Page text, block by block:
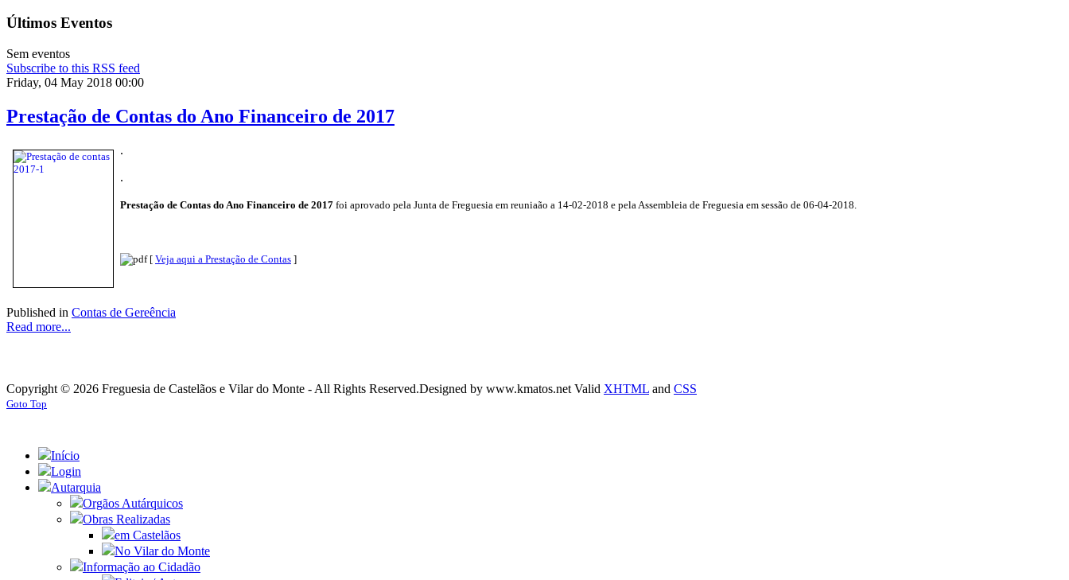
Últimos Eventos
Sem eventos
Subscribe to this RSS feed
Friday, 04 May 2018 00:00
Prestação de Contas do Ano Financeiro de 2017
.
.
Prestação de Contas do Ano Financeiro de 2017 foi aprovado pela Junta de Freguesia em reuniaão a 14-02-2018 e pela Assembleia de Freguesia em sessão de 06-04-2018.
[ Veja aqui a Prestação de Contas ]
Published in Contas de Gereência
Read more...
Copyright © 2026 Freguesia de Castelãos e Vilar do Monte - All Rights Reserved.Designed by www.kmatos.net Valid XHTML and CSS
Goto Top
Início
Login
Autarquia
Orgãos Autárquicos
Obras Realizadas
em Castelãos
No Vilar do Monte
Informação ao Cidadão